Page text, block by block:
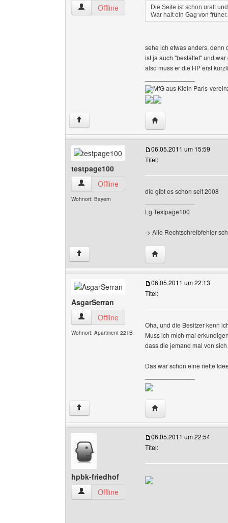
klein-paris Benutzer-Profile anzeigen
Offline
Die Seite ist schon uralt
War halt ein Gag von
sehe ich etwas anders, denn
ist ja auch "bestattet" und
also muss er die HP erst
MfG aus Klein Paris-
↑ Website dieses
testpage100
testpage100 Benutzer-Profile anzeigen
Offline
Wohnort: Bayern
06.05.2011 um 15:59
Titel:
die gibt es schon seit 2008
Lg Testpage100
-> Alle Rechtschreibfehler
↑ Website dieses
AsgarSerran
AsgarSerran Benutzer-Profile anzeigen
Offline
Wohnort: Apartment 221B
06.05.2011 um 22:13
Titel:
Oha, und die Besitzer kenn
Muss ich mich mal
dass die jemand mal von
Das war schon eine nette
↑ Website dieses
hpbk-friedhof
hpbk-friedhof Benutzer-Profile anzeigen
Offline
06.05.2011 um 22:54
Titel: